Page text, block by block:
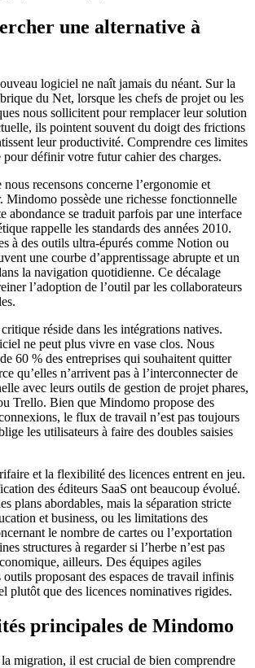
une alternative à
logiciel ne naît jamais du néant. Sur la
du Net, lorsque les chefs de projet ou les
nous sollicitent pour remplacer leur solution
ils pointent souvent du doigt des frictions
leur productivité. Comprendre ces limites
pour définir votre futur cahier des charges.
recensons concerne l’ergonomie et
Mindomo possède une richesse fonctionnelle
abondance se traduit parfois par une interface
rappelle les standards des années 2010.
à des outils ultra-épurés comme Notion ou
une courbe d’apprentissage abrupte et un
la navigation quotidienne. Ce décalage
l’adoption de l’outil par les collaborateurs
réside dans les intégrations natives.
ne peut plus vivre en vase clos. Nous
60 % des entreprises qui souhaitent quitter
qu’elles n’arrivent pas à l’interconnecter de
avec leurs outils de gestion de projet phares,
Trello. Bien que Mindomo propose des
le flux de travail n’est pas toujours
les utilisateurs à faire des doubles saisies
et la flexibilité des licences entrent en jeu.
des éditeurs SaaS ont beaucoup évolué.
plans abordables, mais la séparation stricte
et business, ou les limitations des
le nombre de cartes ou l’exportation
structures à regarder si l’herbe n’est pas
ailleurs. Des équipes agiles
proposant des espaces de travail infinis
plutôt que des licences nominatives rigides.
principales de Mindomo
migration, il est crucial de bien comprendre